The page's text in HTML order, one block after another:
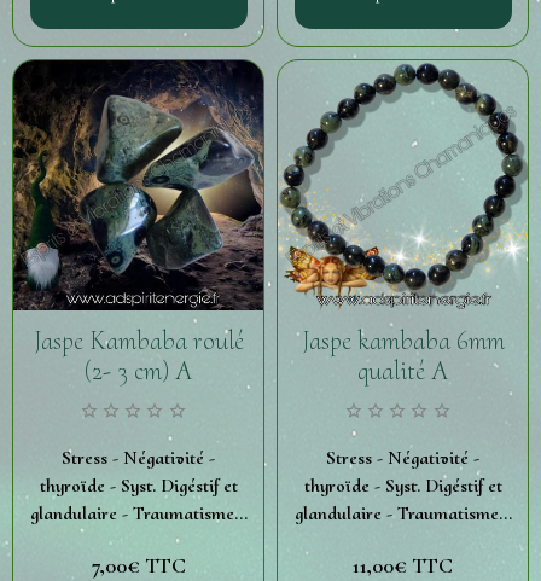
Jaspe Kambaba roulé
(2- 3 cm) A
Stress - Négativité -
thyroïde - Syst. Digéstif et
glandulaire - Traumatisme...
7,00€ TTC
Jaspe kambaba 6mm
qualité A
Stress - Négativité -
thyroïde - Syst. Digéstif et
glandulaire - Traumatisme...
11,00€ TTC